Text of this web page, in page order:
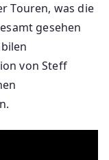
Touren, was die
gesehen
von Steff